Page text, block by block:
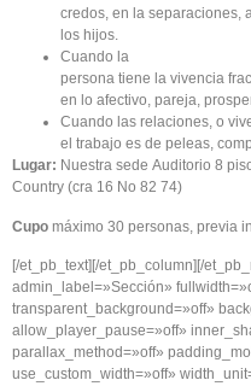
credos, en la separaciones,
los hijos.
Cuando la
persona tiene la vivencia
en lo afectivo, pareja,
Cuando las relaciones, o
el trabajo es de peleas,
Lugar: Nuestra sede Auditorio 8
Country (cra 16 No 82 74)
Cupo máximo 30 personas, previa
[/et_pb_text][/et_pb_column][/
admin_label=»Sección»
transparent_background=»off»
allow_player_pause=»off»
parallax_method=»off»
use_custom_width=»off»